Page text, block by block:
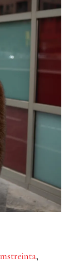
mstreinta,